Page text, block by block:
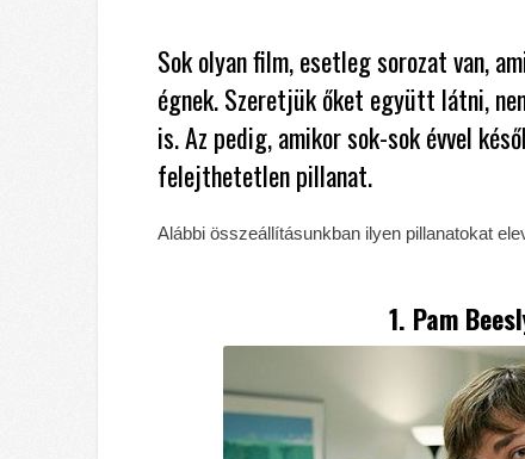
Sok olyan film, esetleg sorozat van,
égnek. Szeretjük őket együtt látni,
is. Az pedig, amikor sok-sok évvel
felejthetetlen pillanat.
Alábbi összeállításunkban ilyen pillanatokat
1. Pam